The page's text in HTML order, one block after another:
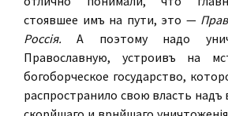
стоявшее имъ на пути, это —
Россія. А поэтому надо
Православную, устроивъ на
богоборческое государство,
распространило свою власть надъ